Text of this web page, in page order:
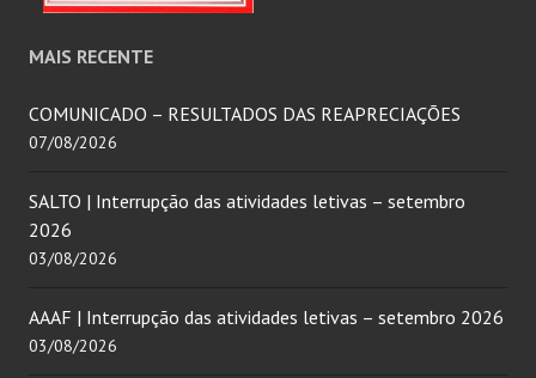
MAIS RECENTE
COMUNICADO – RESULTADOS DAS REAPRECIAÇÕES
07/08/2026
SALTO | Interrupção das atividades letivas – setembro
2026
03/08/2026
AAAF | Interrupção das atividades letivas – setembro 2026
03/08/2026